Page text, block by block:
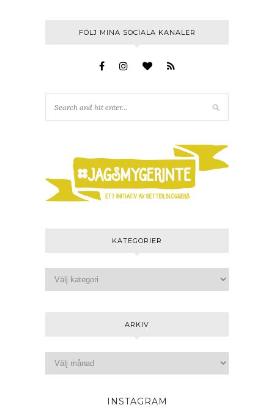
FÖLJ MINA SOCIALA KANALER
KATEGORIER
ARKIV
INSTAGRAM